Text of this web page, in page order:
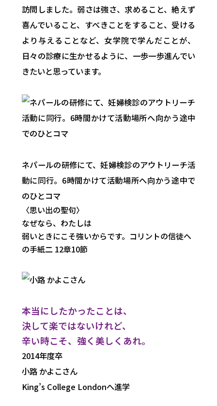
訪問しました。弱さは強さ、求めること、絶えず
喜んでいること、すべきことをすること、受ける
より与えることなど、女学院で学んだことが、
日々の診療に生かせるように、一歩一歩進んでい
きたいと思っています。
ネパールの研修にて、妊婦検診のアウトリーチ活
動に同行。6時間かけて活動場所へ向かう途中で
のひとコマ
〈思い出の聖句〉
なぜなら、わたしは
弱いときにこそ強いからです。 コリントの信徒へ
の手紙二 12章10節
本当にしたかったことは、
決して楽ではないけれど、
辛い時こそ、強く美しくあれ。
2014年度卒
小路 かよこさん
King’s College Londonへ進学